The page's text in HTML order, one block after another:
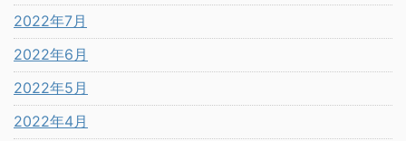
2022年7月
2022年6月
2022年5月
2022年4月